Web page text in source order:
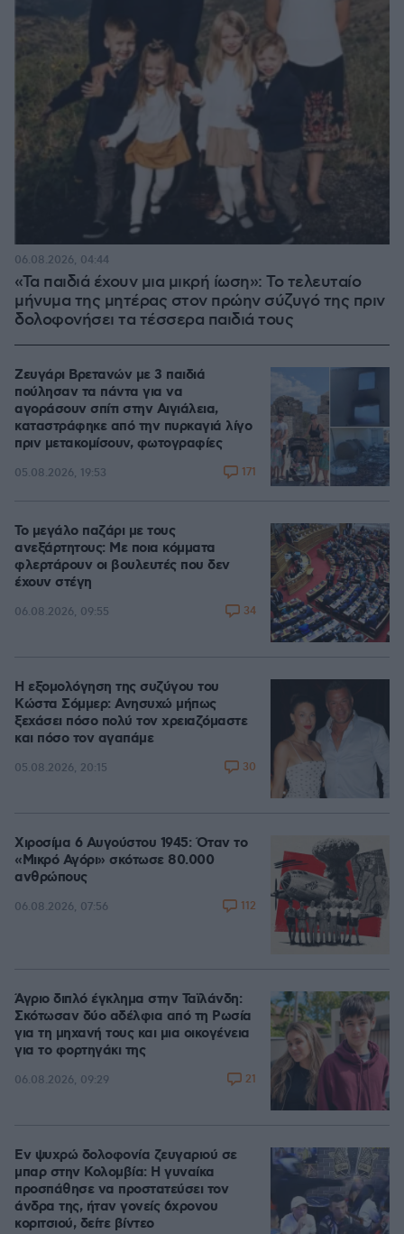
«Τα παιδιά έχουν μια μικρή ίωση»: Το τελευταίο
μήνυμα της μητέρας στον πρώην σύζυγό της πριν
δολοφονήσει τα τέσσερα παιδιά τους
06.08.2026, 04:44
Ζευγάρι Βρετανών με 3 παιδιά
πούλησαν τα πάντα για να
αγοράσουν σπίτι στην Αιγιάλεια,
καταστράφηκε από την πυρκαγιά λίγο
πριν μετακομίσουν, φωτογραφίες
05.08.2026, 19:53 171
Το μεγάλο παζάρι με τους
ανεξάρτητους: Με ποια κόμματα
φλερτάρουν οι βουλευτές που δεν
έχουν στέγη
06.08.2026, 09:55 34
Η εξομολόγηση της συζύγου του
Κώστα Σόμμερ: Ανησυχώ μήπως
ξεχάσει πόσο πολύ τον χρειαζόμαστε
και πόσο τον αγαπάμε
05.08.2026, 20:15 30
Χιροσίμα 6 Αυγούστου 1945: Όταν το
«Μικρό Αγόρι» σκότωσε 80.000
ανθρώπους
06.08.2026, 07:56 112
Άγριο διπλό έγκλημα στην Ταϊλάνδη:
Σκότωσαν δύο αδέλφια από τη Ρωσία
για τη μηχανή τους και μια οικογένεια
για το φορτηγάκι της
06.08.2026, 09:29 21
Εν ψυχρώ δολοφονία ζευγαριού σε
μπαρ στην Κολομβία: Η γυναίκα
προσπάθησε να προστατεύσει τον
άνδρα της, ήταν γονείς 6χρονου
κοριτσιού, δείτε βίντεο